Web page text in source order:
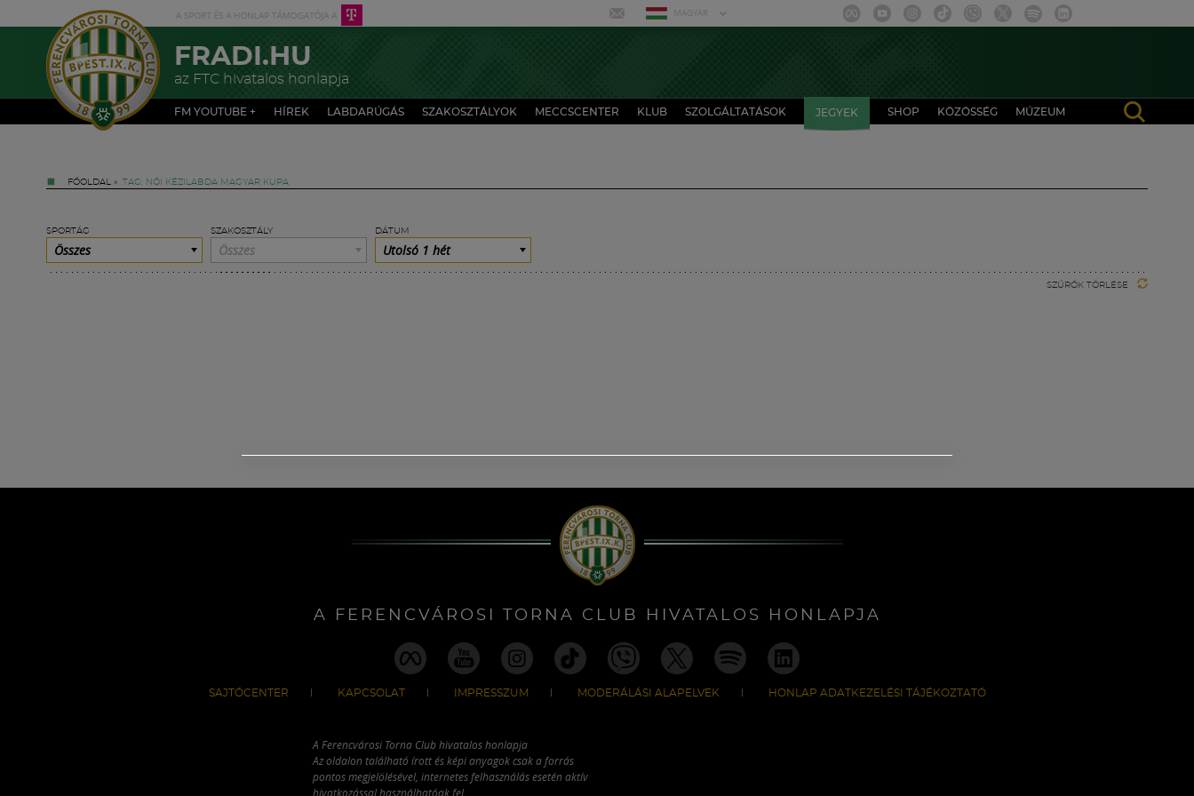
MAGYAR
FRADI.HU
az FTC hivatalos honlapja
FM YOUTUBE + HÍREK LABDARÚGÁS SZAKOSZTÁLYOK MECCSCENTER KLUB SZOLGÁLTATÁSOK JEGYEK SHOP KÖZÖSSÉG MÚZEUM
FŐOLDAL » TAG: NŐI KÉZILABDA MAGYAR KUPA
SPORTÁG
Összes
SZAKOSZTÁLY
Összes
DÁTUM
Utolsó 1 hét
SZŰRŐK TÖRLÉSE
A FERENCVÁROSI TORNA CLUB HIVATALOS HONLAPJA
SAJTÓCENTER KAPCSOLAT IMPRESSZUM MODERÁLÁSI ALAPELVEK HONLAP ADATKEZELÉSI TÁJÉKOZTATÓ
A Ferencvárosi Torna Club hivatalos honlapja
Az oldalon található írott és képi anyagok csak a forrás
pontos megjelölésével, internetes felhasználás esetén aktív
hivatkozással használhatóak fel.